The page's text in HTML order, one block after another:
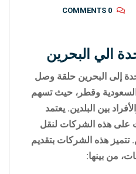
0 COMMENTS
الي البحرين
إلى البحرين حلقة وصل
السعودية وقطر، حيث تسهم
بين البلدين. يعتمد
على هذه الشركات لنقل
هذه الشركات بتقديم
من بينها: